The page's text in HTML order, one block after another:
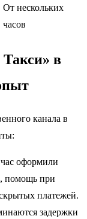
От нескольких
часов
в
канала в
оформили
помощь при
платежей.
задержки